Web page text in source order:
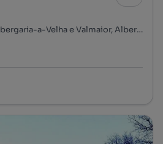
Rua 1º de Dezembro, Albergaria-a-Velha e Valmaior, Albergaria-a-Velha, Aveiro